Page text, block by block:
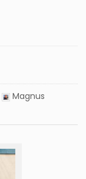
Magnus